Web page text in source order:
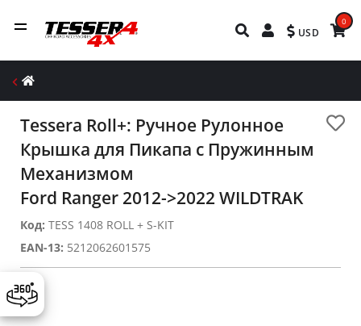
USD
0
Tessera Roll+: Ручное Рулонное
Крышка для Пикапа с Пружинным
Механизмом
Ford Ranger 2012->2022 WILDTRAK
Код: TESS 1408 ROLL + S-KIT
EAN-13: 5212062601575